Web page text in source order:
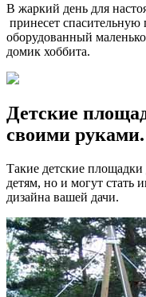
В жаркий день для
принесет спасительную
оборудованный
домик хоббита.
Детские
своими руками.
Такие детские площадки
детям, но и могут стать
дизайна вашей дачи.